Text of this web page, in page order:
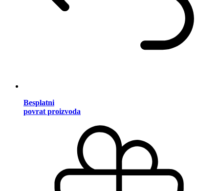
Besplatni
povrat proizvoda